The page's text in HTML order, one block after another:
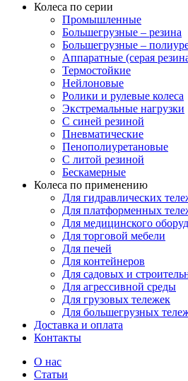
Колеса по серии
Промышленные
Большегрузные – резина
Большегрузные –
Аппаратные (серая
Термостойкие
Нейлоновые
Ролики и рулевые колеса
Экстремальные нагрузки
С синей резиной
Пневматические
Пенополиуретановые
С литой резиной
Бескамерные
Колеса по применению
Для гидравлических
Для платформенных
Для медицинского
Для торговой мебели
Для печей
Для контейнеров
Для садовых и
Для агрессивной среды
Для грузовых тележек
Для большегрузных
Доставка и оплата
Контакты
О нас
Статьи